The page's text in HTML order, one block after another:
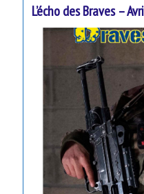
L’écho des Braves –